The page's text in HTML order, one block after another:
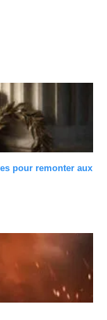
pour remonter aux